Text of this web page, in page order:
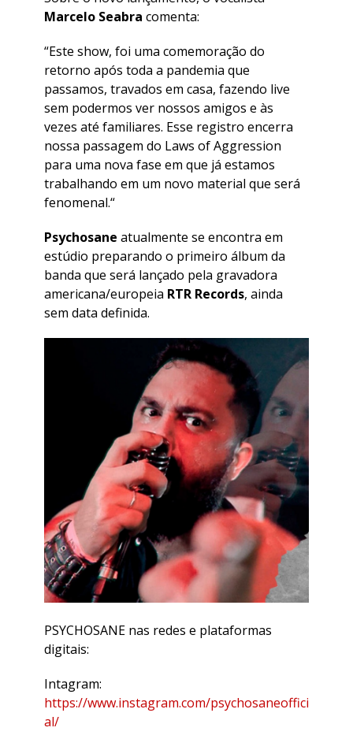
Marcelo Seabra comenta:
“Este show, foi uma comemoração do
retorno após toda a pandemia que
passamos, travados em casa, fazendo live
sem podermos ver nossos amigos e às
vezes até familiares. Esse registro encerra
nossa passagem do Laws of Aggression
para uma nova fase em que já estamos
trabalhando em um novo material que será
fenomenal.“
Psychosane atualmente se encontra em
estúdio preparando o primeiro álbum da
banda que será lançado pela gravadora
americana/europeia RTR Records, ainda
sem data definida.
PSYCHOSANE nas redes e plataformas
digitais:
Intagram:
https://www.instagram.com/psychosaneoffici
al/